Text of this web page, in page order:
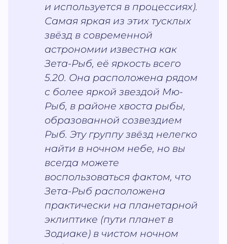
и используется в процессиях).
Самая яркая из этих тусклых
звёзд в современной
астрономии известна как
Зета-Рыб, её яркость всего
5.20. Она расположена рядом
с более яркой звездой Мю-
Рыб, в районе хвоста рыбы,
образованной созвездием
Рыб. Эту группу звёзд нелегко
найти в ночном небе, но вы
всегда можете
воспользоваться фактом, что
Зета-Рыб расположена
практически на планетарной
эклиптике (пути планет в
Зодиаке) в чистом ночном